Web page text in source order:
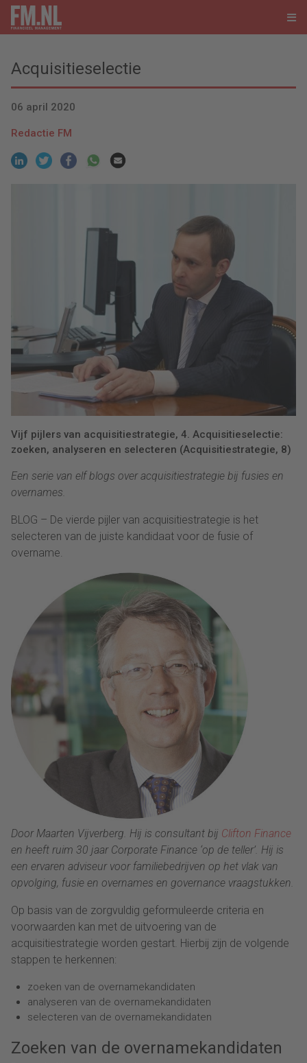
Acquisitieselectie
06 april 2020
Redactie FM
Vijf pijlers van acquisitiestrategie, 4. Acquisitieselectie:
zoeken, analyseren en selecteren (Acquisitiestrategie, 8)
Een serie van elf blogs over acquisitiestrategie bij fusies en
overnames.
BLOG – De vierde pijler van acquisitiestrategie is het
selecteren van de juiste kandidaat voor de fusie of
overname.
Door Maarten Vijverberg. Hij is consultant bij Clifton Finance
en heeft ruim 30 jaar Corporate Finance ‘op de teller’. Hij is
een ervaren adviseur voor familiebedrijven op het vlak van
opvolging, fusie en overnames en governance vraagstukken.
Op basis van de zorgvuldig geformuleerde criteria en
voorwaarden kan met de uitvoering van de
acquisitiestrategie worden gestart. Hierbij zijn de volgende
stappen te herkennen:
zoeken van de overnamekandidaten
analyseren van de overnamekandidaten
selecteren van de overnamekandidaten
Zoeken van de overnamekandidaten